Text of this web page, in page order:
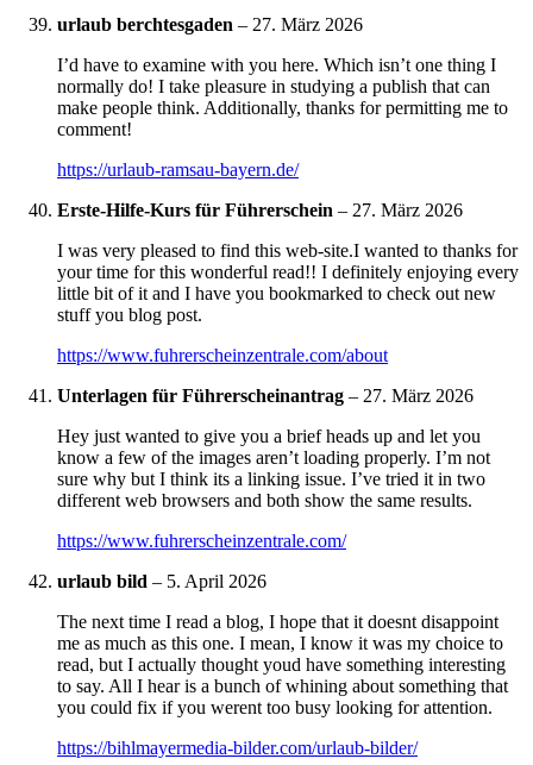
urlaub berchtesgaden – 27. März 2026
I’d have to examine with you here. Which isn’t one thing I
normally do! I take pleasure in studying a publish that can
make people think. Additionally, thanks for permitting me to
comment!
https://urlaub-ramsau-bayern.de/
Erste-Hilfe-Kurs für Führerschein – 27. März 2026
I was very pleased to find this web-site.I wanted to thanks for
your time for this wonderful read!! I definitely enjoying every
little bit of it and I have you bookmarked to check out new
stuff you blog post.
https://www.fuhrerscheinzentrale.com/about
Unterlagen für Führerscheinantrag – 27. März 2026
Hey just wanted to give you a brief heads up and let you
know a few of the images aren’t loading properly. I’m not
sure why but I think its a linking issue. I’ve tried it in two
different web browsers and both show the same results.
https://www.fuhrerscheinzentrale.com/
urlaub bild – 5. April 2026
The next time I read a blog, I hope that it doesnt disappoint
me as much as this one. I mean, I know it was my choice to
read, but I actually thought youd have something interesting
to say. All I hear is a bunch of whining about something that
you could fix if you werent too busy looking for attention.
https://bihlmayermedia-bilder.com/urlaub-bilder/